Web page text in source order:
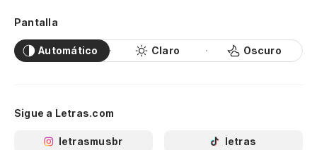
Pantalla
Automático Claro Oscuro
Sigue a Letras.com
letrasmusbr letras